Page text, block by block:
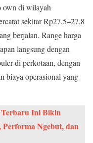
own di wilayah
sekitar Rp27,5–27,8
berjalan. Range harga
langsung dengan
di perkotaan, dengan
biaya operasional yang
Terbaru Ini Bikin
Ngebut, dan